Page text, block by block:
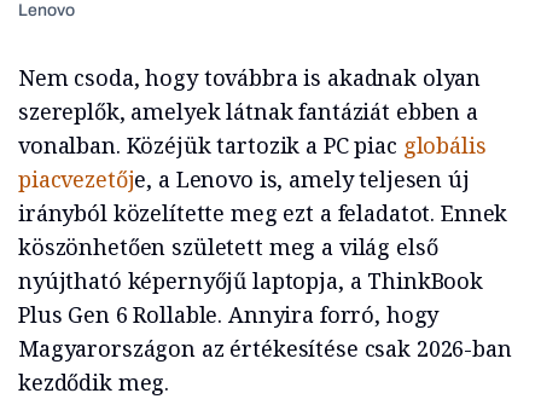
Lenovo
Nem csoda, hogy továbbra is akadnak olyan
szereplők, amelyek látnak fantáziát ebben a
vonalban. Közéjük tartozik a PC piac globális
piacvezetője, a Lenovo is, amely teljesen új
irányból közelítette meg ezt a feladatot. Ennek
köszönhetően született meg a világ első
nyújtható képernyőjű laptopja, a ThinkBook
Plus Gen 6 Rollable. Annyira forró, hogy
Magyarországon az értékesítése csak 2026-ban
kezdődik meg.